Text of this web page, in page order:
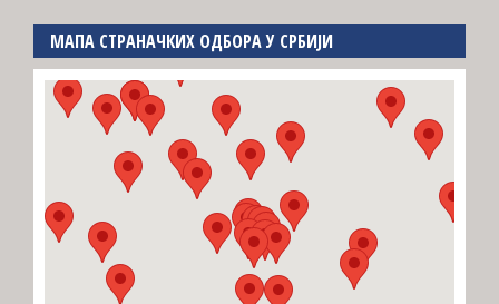
МАПА СТРАНАЧКИХ ОДБОРА У СРБИЈИ